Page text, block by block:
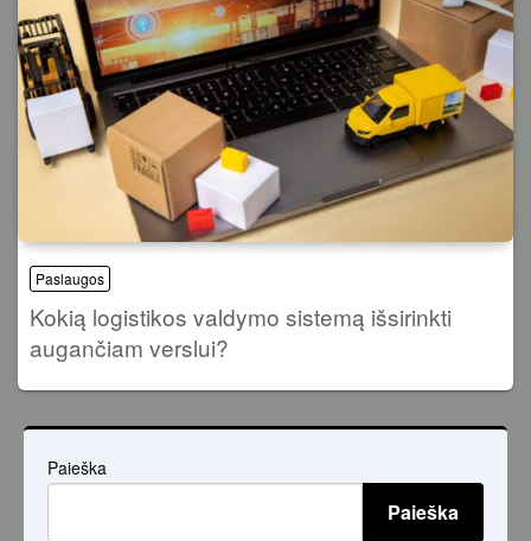
Paslaugos
Kokią logistikos valdymo sistemą išsirinkti
augančiam verslui?
Paieška
Paieška